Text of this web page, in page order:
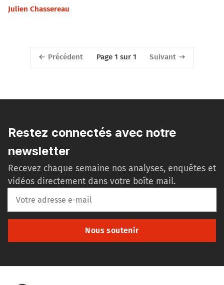
Julien Chassereau
Précédent Page 1 sur 1 Suivant
Restez connectés avec notre
newsletter
Recevez chaque semaine nos analyses, enquêtes et
vidéos directement dans votre boîte mail.
Nous soutenir